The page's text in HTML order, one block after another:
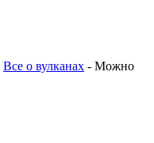
Все о вулканах - Можно